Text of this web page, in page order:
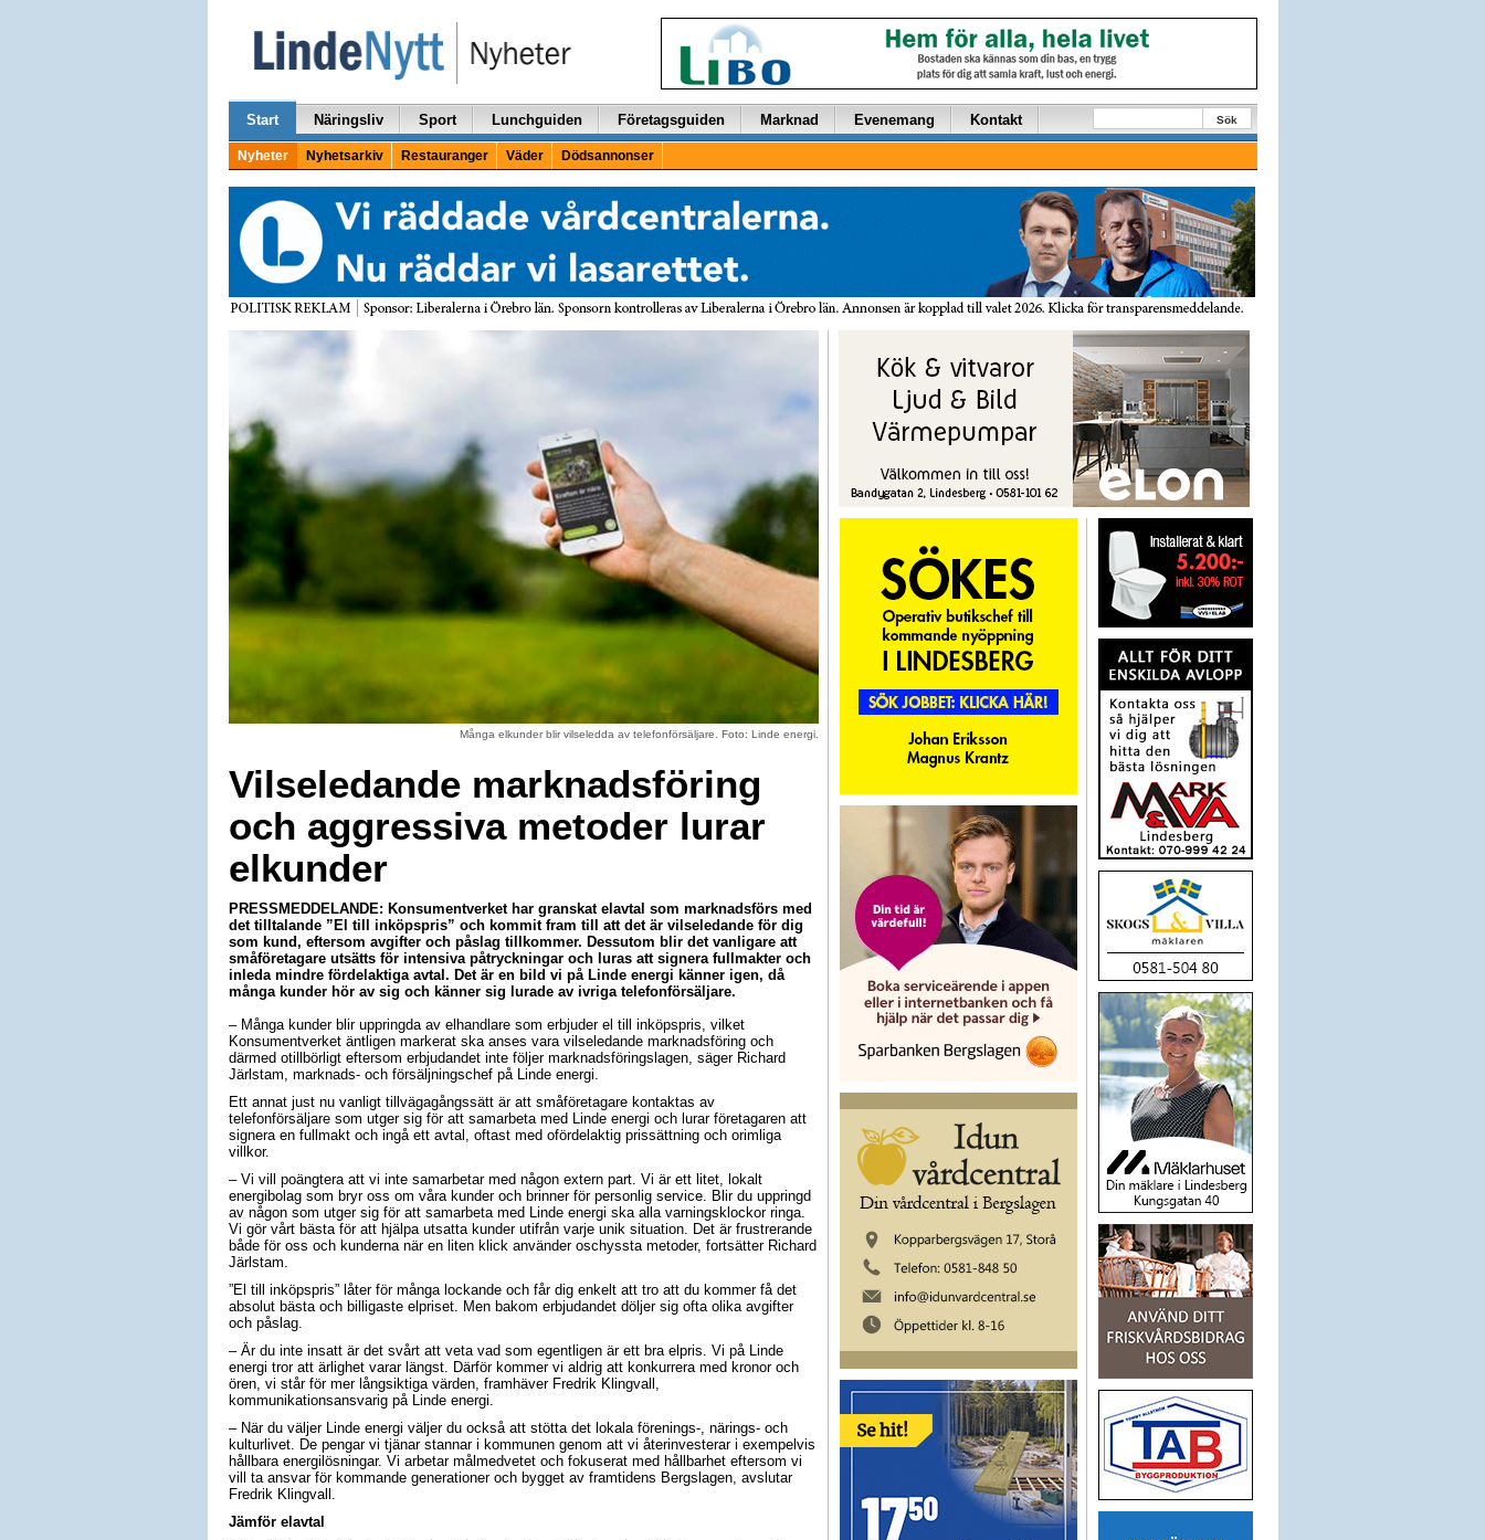
Start Näringsliv Sport Lunchguiden Företagsguiden Marknad Evenemang Kontakt Sök
Nyheter Nyhetsarkiv Restauranger Väder Dödsannonser
Många elkunder blir vilseledda av telefonförsäljare. Foto: Linde energi.
Vilseledande marknadsföring
och aggressiva metoder lurar
elkunder
PRESSMEDDELANDE: Konsumentverket har granskat elavtal som marknadsförs med
det tilltalande ”El till inköpspris” och kommit fram till att det är vilseledande för dig
som kund, eftersom avgifter och påslag tillkommer. Dessutom blir det vanligare att
småföretagare utsätts för intensiva påtryckningar och luras att signera fullmakter och
inleda mindre fördelaktiga avtal. Det är en bild vi på Linde energi känner igen, då
många kunder hör av sig och känner sig lurade av ivriga telefonförsäljare.
– Många kunder blir uppringda av elhandlare som erbjuder el till inköpspris, vilket
Konsumentverket äntligen markerat ska anses vara vilseledande marknadsföring och
därmed otillbörligt eftersom erbjudandet inte följer marknadsföringslagen, säger Richard
Järlstam, marknads- och försäljningschef på Linde energi.
Ett annat just nu vanligt tillvägagångssätt är att småföretagare kontaktas av
telefonförsäljare som utger sig för att samarbeta med Linde energi och lurar företagaren att
signera en fullmakt och ingå ett avtal, oftast med ofördelaktig prissättning och orimliga
villkor.
– Vi vill poängtera att vi inte samarbetar med någon extern part. Vi är ett litet, lokalt
energibolag som bryr oss om våra kunder och brinner för personlig service. Blir du uppringd
av någon som utger sig för att samarbeta med Linde energi ska alla varningsklockor ringa.
Vi gör vårt bästa för att hjälpa utsatta kunder utifrån varje unik situation. Det är frustrerande
både för oss och kunderna när en liten klick använder oschyssta metoder, fortsätter Richard
Järlstam.
”El till inköpspris” låter för många lockande och får dig enkelt att tro att du kommer få det
absolut bästa och billigaste elpriset. Men bakom erbjudandet döljer sig ofta olika avgifter
och påslag.
– Är du inte insatt är det svårt att veta vad som egentligen är ett bra elpris. Vi på Linde
energi tror att ärlighet varar längst. Därför kommer vi aldrig att konkurrera med kronor och
ören, vi står för mer långsiktiga värden, framhäver Fredrik Klingvall,
kommunikationsansvarig på Linde energi.
– När du väljer Linde energi väljer du också att stötta det lokala förenings-, närings- och
kulturlivet. De pengar vi tjänar stannar i kommunen genom att vi återinvesterar i exempelvis
hållbara energilösningar. Vi arbetar målmedvetet och fokuserat med hållbarhet eftersom vi
vill ta ansvar för kommande generationer och bygget av framtidens Bergslagen, avslutar
Fredrik Klingvall.
Jämför elavtal